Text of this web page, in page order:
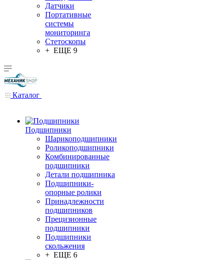
Датчики
Портативные
системы
мониторинга
Стетоскопы
+ ЕЩЕ 9
Каталог
Подшипники
Шарикоподшипники
Роликоподшипники
Комбинированные
подшипники
Детали подшипника
Подшипники-
опорные ролики
Принадлежности
подшипников
Прецизионные
подшипники
Подшипники
скольжения
+ ЕЩЕ 6